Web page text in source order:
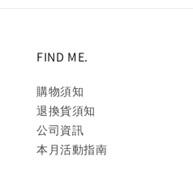
FIND ME.
購物須知
退換貨須知
公司資訊
本月活動指南